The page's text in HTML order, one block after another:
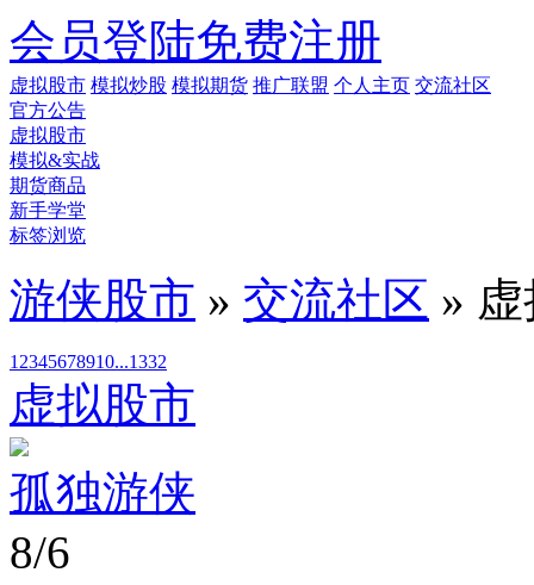
会员登陆免费注册
虚拟股市 模拟炒股 模拟期货 推广联盟 个人主页 交流社区
官方公告
虚拟股市
模拟&实战
期货商品
新手学堂
标签浏览
游侠股市 » 交流社区 »
1 2345678910...1332
虚拟股市
孤独游侠
8/6